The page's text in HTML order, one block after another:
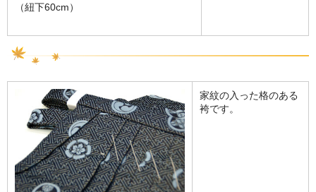
（紐下60cm）
家紋の入った格のある
袴です。